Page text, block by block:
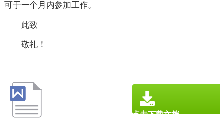
可于一个月内参加工作。
此致
敬礼！
点击下载文档